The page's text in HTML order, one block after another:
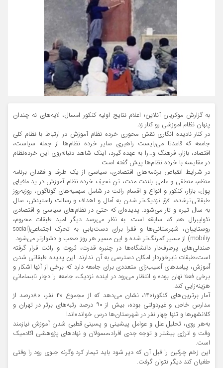
به گزارش موکریان آنلاین؛ اعلام نتایج اولیه کنکور امسال، لایه‌های نه چندان
پنهان نظام اموزشی رو کنار زد.
در کنار نادیده انگاری نقش محوری خرده نظام آموزش در ارتباط با نظام کلی
جامعه که قاعدتا می‌بایست راهبری سایر خرده نظام‌ها از جمله سیاست،
اقتصاد، بازار، فرهنگ و…را به عهده گیرد، اینک شاهد دنباله‌روی این خرده‌نظام
در مقایسه با خرده نظا‌م‌ها پیش گفته است.
در شرایط انقباض برنامه‌های اقتصادی، سیاسی از یک طرف و فقدان برنامه
منظم، منطقی و علمی بلندت مدت، تنِ نحیفِ خرده نظام آموزش در یدِ مافیای
پول، بازار، کنکور و انواع و اقسام رانت در شامل سهمیه‌های گوناگون، روزبه‌روز
طبقاتی‌ترشده، افق نزدیک‌تر شدن به ٱمال و اهداف و رسالت راستینش، سال
به سال تیره و تار می‌شود. پدیده‌ای که حتی در نظام‌های سیاسی و اقتصادی
نئولیبرال هم کم سابقه است. به نظر می‌رسد دیگر امید طبقات محروم،
روستاییان، شهرستانی‌ها و فقرا برای دست‌یابی به تحرک اجتماعی(social
mobiliy) از مسیر کمرنگ‌تر شدە و این مسیر هر روز صعب و دشوارتر می‌شود.
صندلی‌های پرطرف‌دار دانشگاه‌ها در چنبره قدرت، ثروت و رانت قرار گرفته
است،طبقات نابرخوردار امکان دسترسی به ٱن ندارند. این پدیده طبقاتی شدن
ٱموزش، پیامدهای ٱسیب‌زای متعددی برای جامعه دارد که برخی از آنها اشکار و
برخی فعلا نهان بوده و انتظار می‌رود در اینده نزدیک، جامعه را دچار نابسامانیِ
هزینه‌زایی کند.
آمار برترین‌های کنکور۱۴۰۱، نشان می‌دهد که از مجموع ۴۰ نفر، ۸۰درصد از
مدارس خاص و غیردولتی بوده، بیش از ۹۰ درصد رتبه‌های برتر در تهران و
کلانشهرها و تنها چهار نفر در شهرستان‌ها درس خوانده‌اند!
به‌هر روی، تحلیل علل و عوامل پیشینی و پسینی قطبی شدن آموزش نیازمند
وقت و انرژی بیشتر و توجه جدی افراد،مسولان و نهادهای پژوهشی اکادمیک
است.
این زخم چرکین را قبل آن که دیر شود باید تیمار کرد وگرنه جلوی رود را وقتی
طغیان کند دیگر نتوان گرفت.